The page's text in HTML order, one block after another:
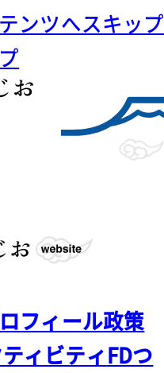
ンツへスキップ
フィール政策
ィビティFDつ